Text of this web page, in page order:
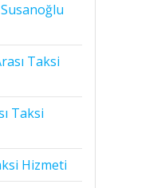
Taksi
Taksi
Hizmeti